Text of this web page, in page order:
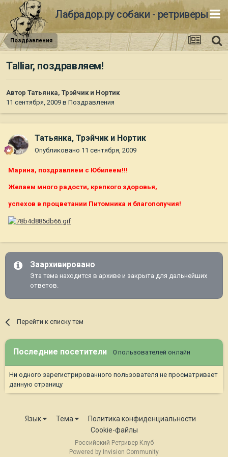
Лабрадор.ру собаки - ретриверы
Поздравления
Talliar, поздравляем!
Автор Татьянка, Трэйчик и Нортик
11 сентября, 2009 в Поздравления
Татьянка, Трэйчик и Нортик
Опубликовано 11 сентября, 2009
Марина, поздравляем с Юбилеем!!!
Желаем много радости, крепкого здоровья,
успехов в процветании Питомника и благополучия!
Заархивировано
Эта тема находится в архиве и закрыта для дальнейших
ответов.
Перейти к списку тем
Последние посетители 0 пользователей онлайн
Ни одного зарегистрированного пользователя не просматривает
данную страницу
Язык Тема
Политика конфиденциальности
Cookie-файлы
Российский Ретривер Клуб
Powered by Invision Community